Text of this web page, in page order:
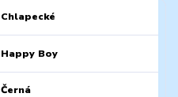
Chlapecké
Happy Boy
Černá